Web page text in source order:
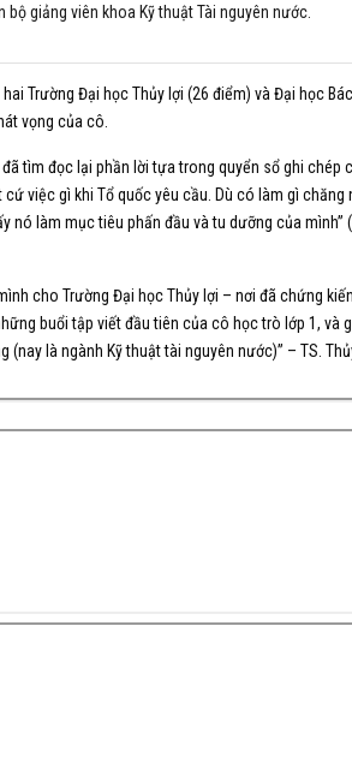
bộ giảng viên khoa Kỹ thuật Tài nguyên nước.
Trường Đại học Thủy lợi (26 điểm) và Đại học
vọng của cô.
tìm đọc lại phần lời tựa trong quyển sổ ghi chép
việc gì khi Tổ quốc yêu cầu. Dù có làm gì
nó làm mục tiêu phấn đầu và tu dưỡng của mình”
cho Trường Đại học Thủy lợi – nơi đã chứng
buổi tập viết đầu tiên của cô học trò lớp 1, và
(nay là ngành Kỹ thuật tài nguyên nước)” – TS.